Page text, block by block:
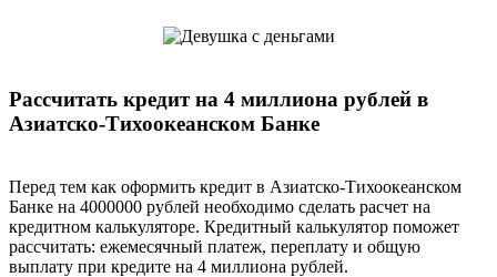
Рассчитать кредит на 4 миллиона рублей в
Азиатско-Тихоокеанском Банке
Перед тем как оформить кредит в Азиатско-Тихоокеанском
Банке на 4000000 рублей необходимо сделать расчет на
кредитном калькуляторе. Кредитный калькулятор поможет
рассчитать: ежемесячный платеж, переплату и общую
выплату при кредите на 4 миллиона рублей.